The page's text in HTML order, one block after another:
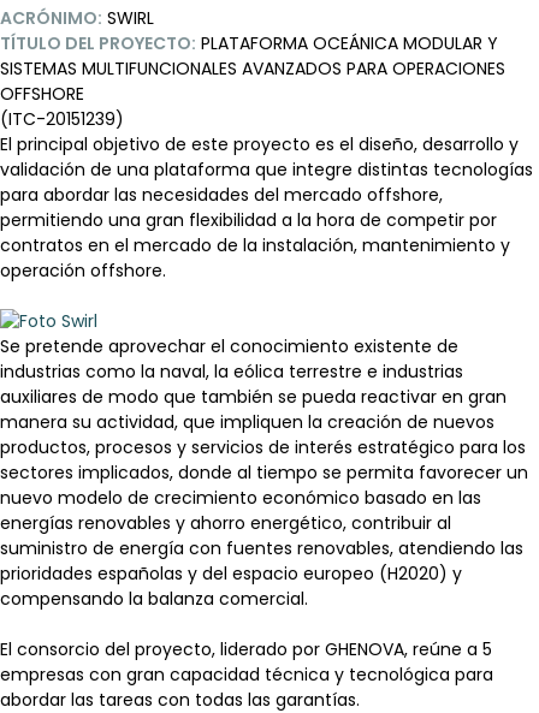
ACRÓNIMO: SWIRL
TÍTULO DEL PROYECTO: PLATAFORMA OCEÁNICA MODULAR Y
SISTEMAS MULTIFUNCIONALES AVANZADOS PARA OPERACIONES
OFFSHORE
(ITC-20151239)
El principal objetivo de este proyecto es el diseño, desarrollo y
validación de una plataforma que integre distintas tecnologías
para abordar las necesidades del mercado offshore,
permitiendo una gran flexibilidad a la hora de competir por
contratos en el mercado de la instalación, mantenimiento y
operación offshore.
Se pretende aprovechar el conocimiento existente de
industrias como la naval, la eólica terrestre e industrias
auxiliares de modo que también se pueda reactivar en gran
manera su actividad, que impliquen la creación de nuevos
productos, procesos y servicios de interés estratégico para los
sectores implicados, donde al tiempo se permita favorecer un
nuevo modelo de crecimiento económico basado en las
energías renovables y ahorro energético, contribuir al
suministro de energía con fuentes renovables, atendiendo las
prioridades españolas y del espacio europeo (H2020) y
compensando la balanza comercial.
El consorcio del proyecto, liderado por GHENOVA, reúne a 5
empresas con gran capacidad técnica y tecnológica para
abordar las tareas con todas las garantías.